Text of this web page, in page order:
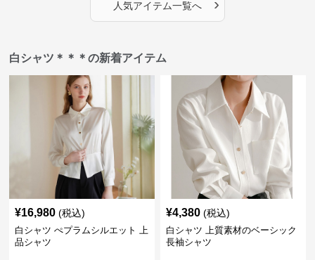
人気アイテム一覧へ ›
白シャツ＊＊＊の新着アイテム
¥16,980 (税込)
白シャツ ぺプラムシルエット 上
品シャツ
¥4,380 (税込)
白シャツ 上質素材のベーシック
長袖シャツ